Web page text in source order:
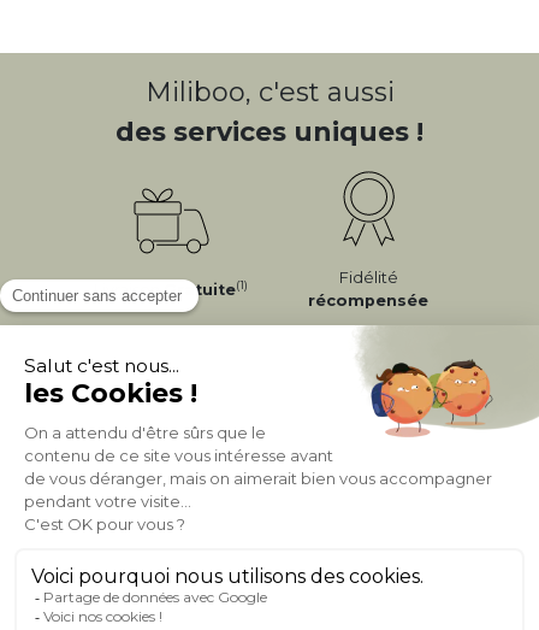
Miliboo, c'est aussi
des services uniques !
LivraisonGratuite(1)
Fidélité
récompensée
Expéditionen
24/72h
Appel gratuit
0 20 88 04 14
À PROPOS DE MILIBOO